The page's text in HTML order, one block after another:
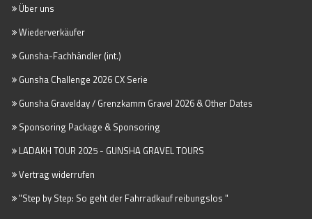
Über uns
Wiederverkäufer
Gunsha-Fachhändler (int.)
Gunsha Challenge 2026 CX Serie
Gunsha Gravelday / Grenzkamm Gravel 2026 & Other Dates
Sponsoring Package & Sponsoring
LADAKH TOUR 2025 - GUNSHA GRAVEL TOURS
Vertrag widerrufen
"Step by Step: So geht der Fahrradkauf reibungslos "